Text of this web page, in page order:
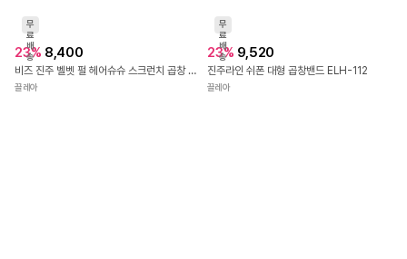
무
료
배
송
23% 8,400
비즈 진주 벨벳 펄 헤어슈슈 스크런치 곱창 밴드 머리끈
끌레아
무
료
배
송
23% 9,520
진주라인 쉬폰 대형 곱창밴드 ELH-112
끌레아